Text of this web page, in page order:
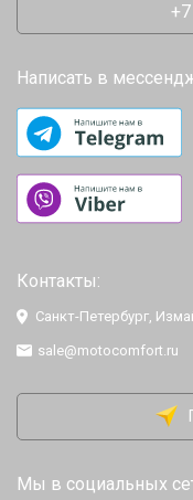
Написать в
Контакты:
Санкт-Петербург,
sale@motocomfort.ru
Мы в социальных